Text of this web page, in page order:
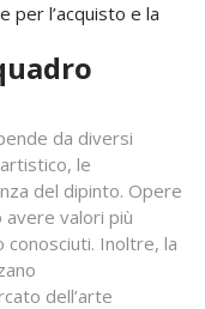
per l’acquisto e la
da diversi
le
del dipinto. Opere
valori più
Inoltre, la
dell’arte